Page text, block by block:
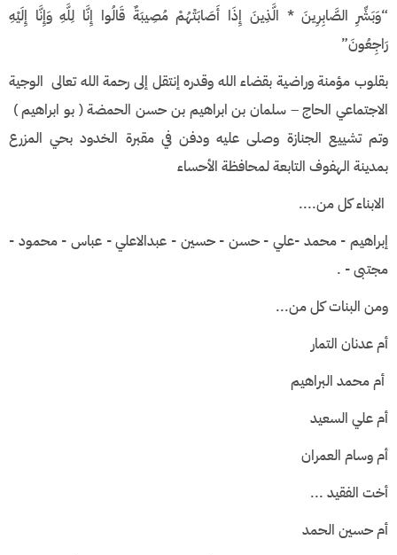
“وَبَشِّرِ الصَّابِرِينَ * الَّذِينَ إِذَا أَصَابَتْهُمْ مُصِيبَةٌ قَالُوا إِنَّا لِلَّهِ وَإِنَّا إِلَيْهِ
رَاجِعُونَ”
بقلوب مؤمنة وراضية بقضاء الله وقدره إنتقل إلى رحمة الله تعالى الوجية
الاجتماعي الحاج – سلمان بن ابراهيم بن حسن الحمضة ( بو ابراهيم )
وتم تشييع الجنازة وصلى عليه ودفن في مقبرة الخدود بحي المزرع
بمدينة الهفوف التابعة لمحافظة الأحساء
الابناء كل من....
إبراهيم - محمد -علي - حسن - حسين - عبدالاعلي - عباس - محمود -
مجتبى - .
ومن البنات كل من...
أم عدنان التمار
أم محمد البراهيم
أم علي السعيد
أم وسام العمران
أخت الفقيد ...
أم حسين الحمد